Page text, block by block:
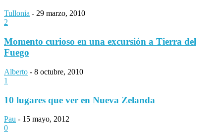
Tullonia - 29 marzo, 2010
2
Momento curioso en una excursión a Tierra del
Fuego
Alberto - 8 octubre, 2010
1
10 lugares que ver en Nueva Zelanda
Pau - 15 mayo, 2012
0